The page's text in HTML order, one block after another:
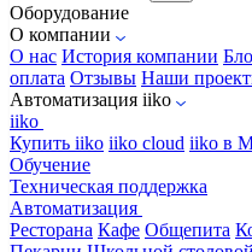
Оборудование
О компании
О нас История компании
оплата Отзывы Наши
Автоматизация iiko
iiko
Купить iiko iiko cloud iiko в
Обучение
Техническая поддержка
Автоматизация
Ресторана Кафе Общепита